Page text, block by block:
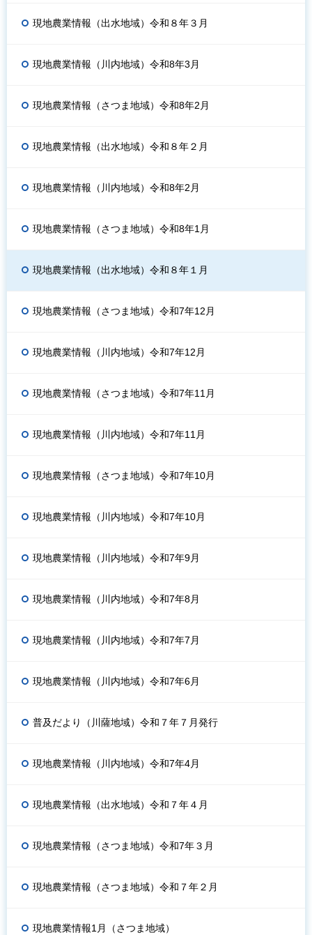
現地農業情報（出水地域）令和８年３月
現地農業情報（川内地域）令和8年3月
現地農業情報（さつま地域）令和8年2月
現地農業情報（出水地域）令和８年２月
現地農業情報（川内地域）令和8年2月
現地農業情報（さつま地域）令和8年1月
現地農業情報（出水地域）令和８年１月
現地農業情報（さつま地域）令和7年12月
現地農業情報（川内地域）令和7年12月
現地農業情報（さつま地域）令和7年11月
現地農業情報（川内地域）令和7年11月
現地農業情報（さつま地域）令和7年10月
現地農業情報（川内地域）令和7年10月
現地農業情報（川内地域）令和7年9月
現地農業情報（川内地域）令和7年8月
現地農業情報（川内地域）令和7年7月
現地農業情報（川内地域）令和7年6月
普及だより（川薩地域）令和７年７月発行
現地農業情報（川内地域）令和7年4月
現地農業情報（出水地域）令和７年４月
現地農業情報（さつま地域）令和7年３月
現地農業情報（さつま地域）令和７年２月
現地農業情報1月（さつま地域）